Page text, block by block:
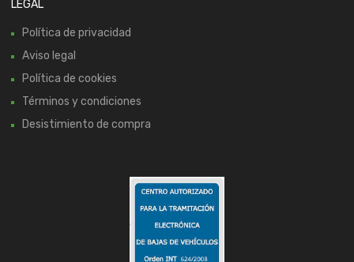
LEGAL
Política de privacidad
Aviso legal
Política de cookies
Términos y condiciones
Desistimiento de compra